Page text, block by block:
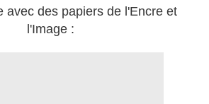
avec des papiers de l'Encre et
l'Image :